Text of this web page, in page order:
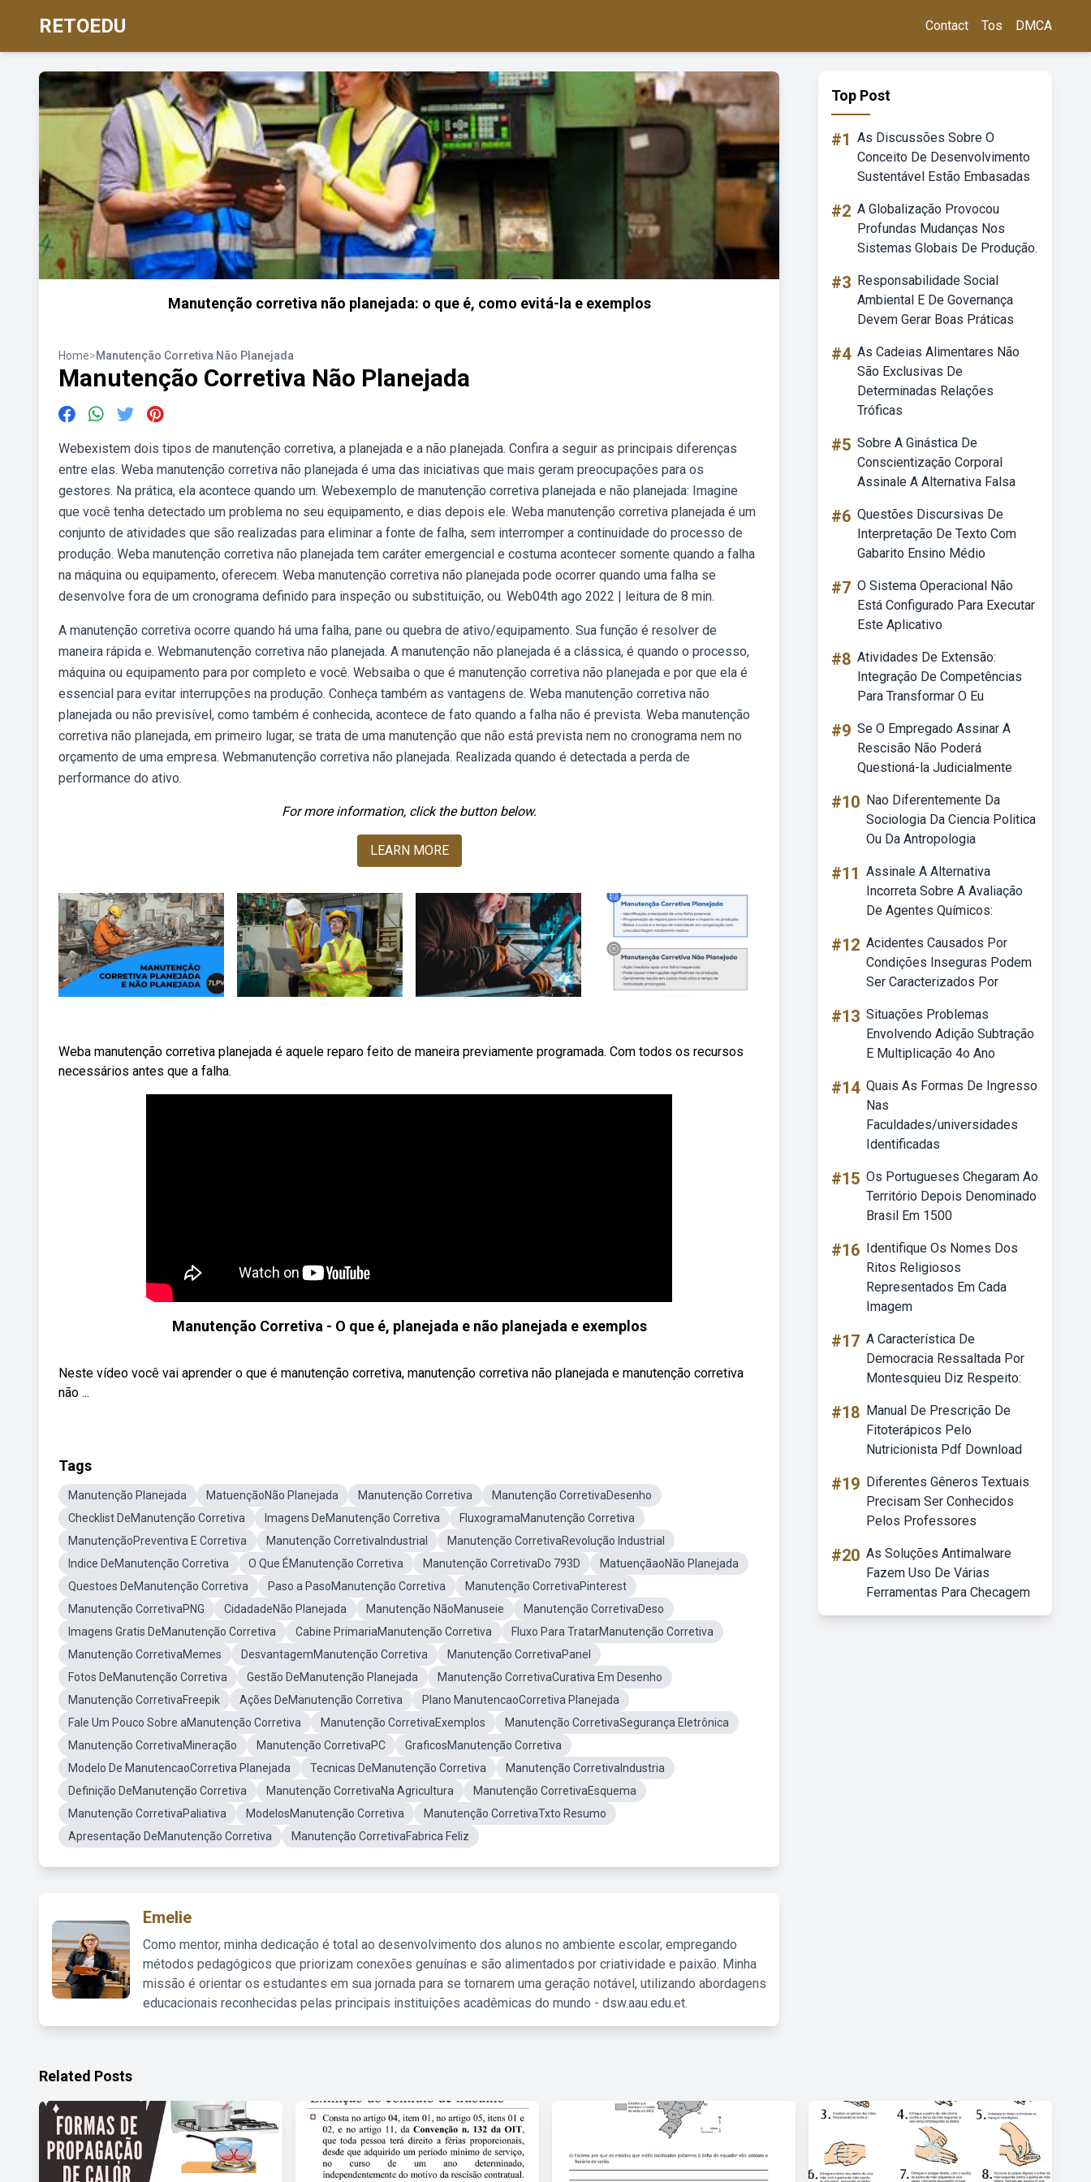
RETOEDU Contact Tos DMCA
Manutenção corretiva não planejada: o que é, como evitá-la e exemplos
Home>Manutenção Corretiva Não Planejada
Manutenção Corretiva Não Planejada
Webexistem dois tipos de manutenção corretiva, a planejada e a não planejada. Confira a seguir as principais diferenças
entre elas. Weba manutenção corretiva não planejada é uma das iniciativas que mais geram preocupações para os
gestores. Na prática, ela acontece quando um. Webexemplo de manutenção corretiva planejada e não planejada: Imagine
que você tenha detectado um problema no seu equipamento, e dias depois ele. Weba manutenção corretiva planejada é um
conjunto de atividades que são realizadas para eliminar a fonte de falha, sem interromper a continuidade do processo de
produção. Weba manutenção corretiva não planejada tem caráter emergencial e costuma acontecer somente quando a falha
na máquina ou equipamento, oferecem. Weba manutenção corretiva não planejada pode ocorrer quando uma falha se
desenvolve fora de um cronograma definido para inspeção ou substituição, ou. Web04th ago 2022 | leitura de 8 min.
A manutenção corretiva ocorre quando há uma falha, pane ou quebra de ativo/equipamento. Sua função é resolver de
maneira rápida e. Webmanutenção corretiva não planejada. A manutenção não planejada é a clássica, é quando o processo,
máquina ou equipamento para por completo e você. Websaiba o que é manutenção corretiva não planejada e por que ela é
essencial para evitar interrupções na produção. Conheça também as vantagens de. Weba manutenção corretiva não
planejada ou não previsível, como também é conhecida, acontece de fato quando a falha não é prevista. Weba manutenção
corretiva não planejada, em primeiro lugar, se trata de uma manutenção que não está prevista nem no cronograma nem no
orçamento de uma empresa. Webmanutenção corretiva não planejada. Realizada quando é detectada a perda de
performance do ativo.
For more information, click the button below.
LEARN MORE
Weba manutenção corretiva planejada é aquele reparo feito de maneira previamente programada. Com todos os recursos
necessários antes que a falha.
Manutenção Corretiva - O que é, planejada e não planejada e exemplos
Neste vídeo você vai aprender o que é manutenção corretiva, manutenção corretiva não planejada e manutenção corretiva
não ...
Tags
Manutenção Planejada MatuençãoNão Planejada Manutenção Corretiva
Manutenção CorretivaDesenho
Checklist DeManutenção Corretiva
Imagens DeManutenção Corretiva
FluxogramaManutenção Corretiva
ManutençãoPreventiva E Corretiva
Manutenção CorretivaIndustrial
Manutenção CorretivaRevolução Industrial
Indice DeManutenção Corretiva
O Que ÉManutenção Corretiva Manutenção CorretivaDo 793D
MatuençãaoNão Planejada
Questoes DeManutenção Corretiva
Paso a PasoManutenção Corretiva
Manutenção CorretivaPinterest
Manutenção CorretivaPNG
CidadadeNão Planejada Manutenção NãoManuseie
Manutenção CorretivaDeso
Imagens Gratis DeManutenção Corretiva
Cabine PrimariaManutenção Corretiva
Fluxo Para TratarManutenção Corretiva
Manutenção CorretivaMemes
DesvantagemManutenção Corretiva
Manutenção CorretivaPanel
Fotos DeManutenção Corretiva
Gestão DeManutenção Planejada
Manutenção CorretivaCurativa Em Desenho
Manutenção CorretivaFreepik
Ações DeManutenção Corretiva
Plano ManutencaoCorretiva Planejada
Fale Um Pouco Sobre aManutenção Corretiva
Manutenção CorretivaExemplos
Manutenção CorretivaSegurança Eletrônica
Manutenção CorretivaMineração
Manutenção CorretivaPC
GraficosManutenção Corretiva
Modelo De ManutencaoCorretiva Planejada
Tecnicas DeManutenção Corretiva
Manutenção CorretivaIndustria
Definição DeManutenção Corretiva
Manutenção CorretivaNa Agricultura
Manutenção CorretivaEsquema
Manutenção CorretivaPaliativa
ModelosManutenção Corretiva
Manutenção CorretivaTxto Resumo
Apresentação DeManutenção Corretiva
Manutenção CorretivaFabrica Feliz
Emelie
Como mentor, minha dedicação é total ao desenvolvimento dos alunos no ambiente escolar, empregando
métodos pedagógicos que priorizam conexões genuínas e são alimentados por criatividade e paixão. Minha
missão é orientar os estudantes em sua jornada para se tornarem uma geração notável, utilizando abordagens
educacionais reconhecidas pelas principais instituições acadêmicas do mundo - dsw.aau.edu.et.
Top Post
#1 As Discussões Sobre O
Conceito De Desenvolvimento
Sustentável Estão Embasadas
#2 A Globalização Provocou
Profundas Mudanças Nos
Sistemas Globais De Produção.
#3 Responsabilidade Social
Ambiental E De Governança
Devem Gerar Boas Práticas
#4 As Cadeias Alimentares Não
São Exclusivas De
Determinadas Relações
Tróficas
#5 Sobre A Ginástica De
Conscientização Corporal
Assinale A Alternativa Falsa
#6 Questões Discursivas De
Interpretação De Texto Com
Gabarito Ensino Médio
#7 O Sistema Operacional Não
Está Configurado Para Executar
Este Aplicativo
#8 Atividades De Extensão:
Integração De Competências
Para Transformar O Eu
#9 Se O Empregado Assinar A
Rescisão Não Poderá
Questioná-la Judicialmente
#10 Nao Diferentemente Da
Sociologia Da Ciencia Politica
Ou Da Antropologia
#11 Assinale A Alternativa
Incorreta Sobre A Avaliação
De Agentes Químicos:
#12 Acidentes Causados Por
Condições Inseguras Podem
Ser Caracterizados Por
#13 Situações Problemas
Envolvendo Adição Subtração
E Multiplicação 4o Ano
#14 Quais As Formas De Ingresso
Nas
Faculdades/universidades
Identificadas
#15 Os Portugueses Chegaram Ao
Território Depois Denominado
Brasil Em 1500
#16 Identifique Os Nomes Dos
Ritos Religiosos
Representados Em Cada
Imagem
#17 A Característica De
Democracia Ressaltada Por
Montesquieu Diz Respeito:
#18 Manual De Prescrição De
Fitoterápicos Pelo
Nutricionista Pdf Download
#19 Diferentes Gêneros Textuais
Precisam Ser Conhecidos
Pelos Professores
#20 As Soluções Antimalware
Fazem Uso De Várias
Ferramentas Para Checagem
Related Posts